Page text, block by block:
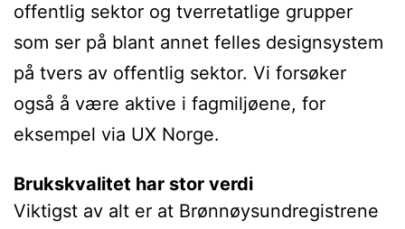
offentlig sektor og tverretatlige grupper
som ser på blant annet felles designsystem
på tvers av offentlig sektor. Vi forsøker
også å være aktive i fagmiljøene, for
eksempel via UX Norge.
Brukskvalitet har stor verdi
Viktigst av alt er at Brønnøysundregistrene